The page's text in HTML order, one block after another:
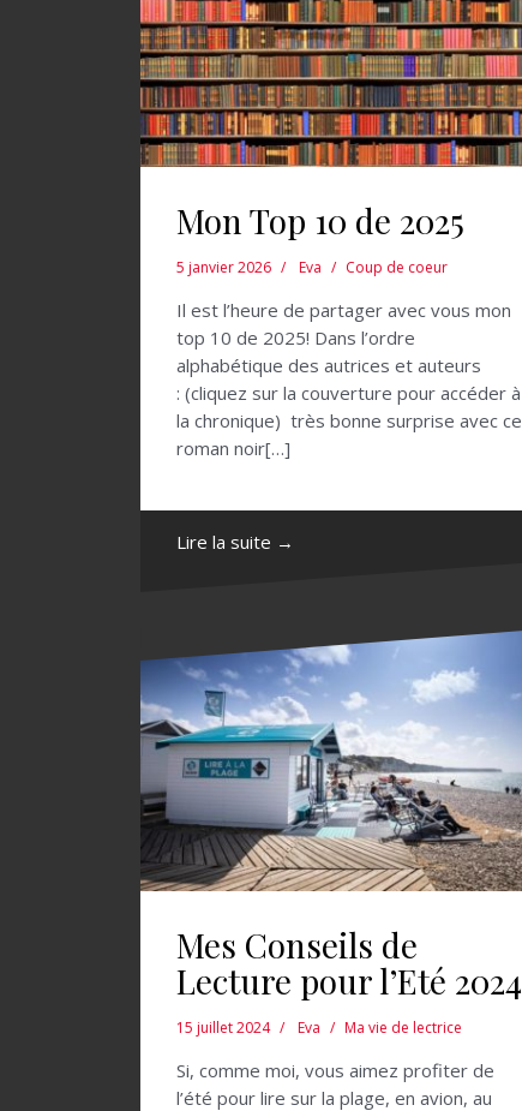
Mon Top 10 de 2025
5 janvier 2026 Eva Coup de coeur
Il est l’heure de partager avec vous mon
top 10 de 2025! Dans l’ordre
alphabétique des autrices et auteurs
: (cliquez sur la couverture pour accéder à
la chronique) très bonne surprise avec ce
roman noir[…]
Lire la suite →
Mes Conseils de
Lecture pour l’Eté 2024
15 juillet 2024 Eva Ma vie de lectrice
Si, comme moi, vous aimez profiter de
l’été pour lire sur la plage, en avion, au